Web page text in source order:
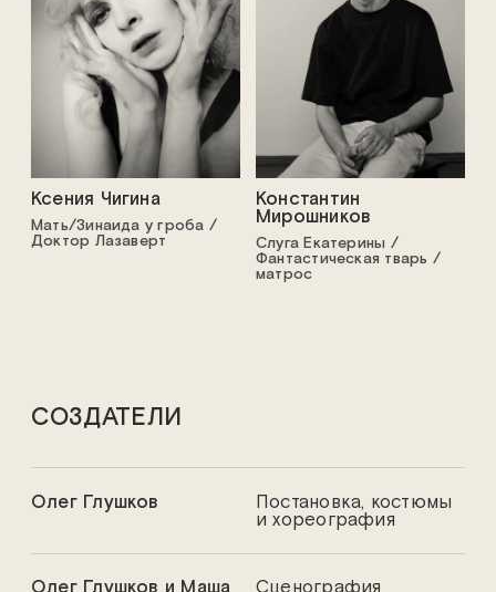
Ксения Чигина
Мать/Зинаида у гроба /
Доктор Лазаверт
Константин
Мирошников
Слуга Екатерины /
Фантастическая тварь /
матрос
СОЗДАТЕЛИ
Олег Глушков Постановка, костюмы
и хореография